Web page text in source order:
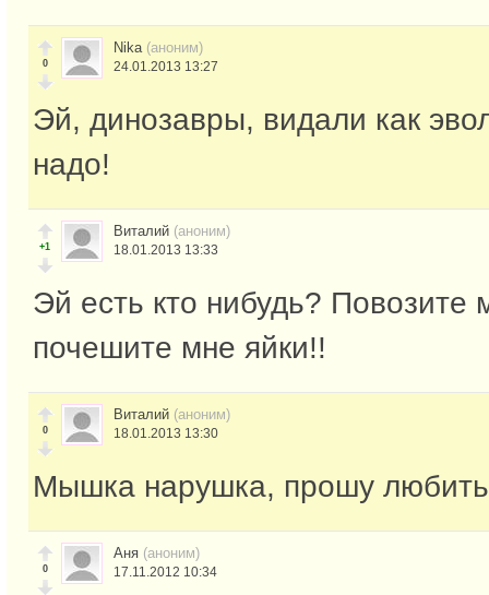
0
Nika (аноним)
24.01.2013 13:27
Эй, динозавры, видали как
надо!
+1
Виталий (аноним)
18.01.2013 13:33
Эй есть кто нибудь? Повозите
почешите мне яйки!!
0
Виталий (аноним)
18.01.2013 13:30
Мышка нарушка, прошу
0
Аня (аноним)
17.11.2012 10:34